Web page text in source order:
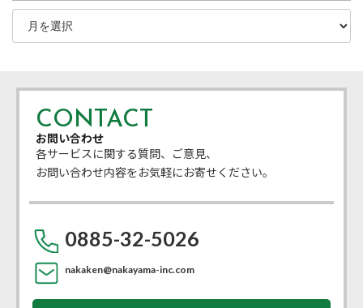
月
ア
イ
CONTACT
お問い合わせ
各サービスに関する質問、ご意見、
お問い合わせ内容をお気軽にお寄せください。
0885-32-5026
nakaken@nakayama-inc.com